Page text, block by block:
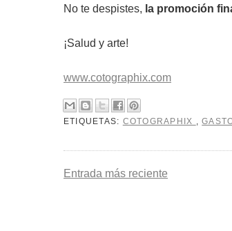
No te despistes, la promoción
¡Salud y arte!
www.cotographix.com
ETIQUETAS: COTOGRAPHIX ,
Entrada más reciente